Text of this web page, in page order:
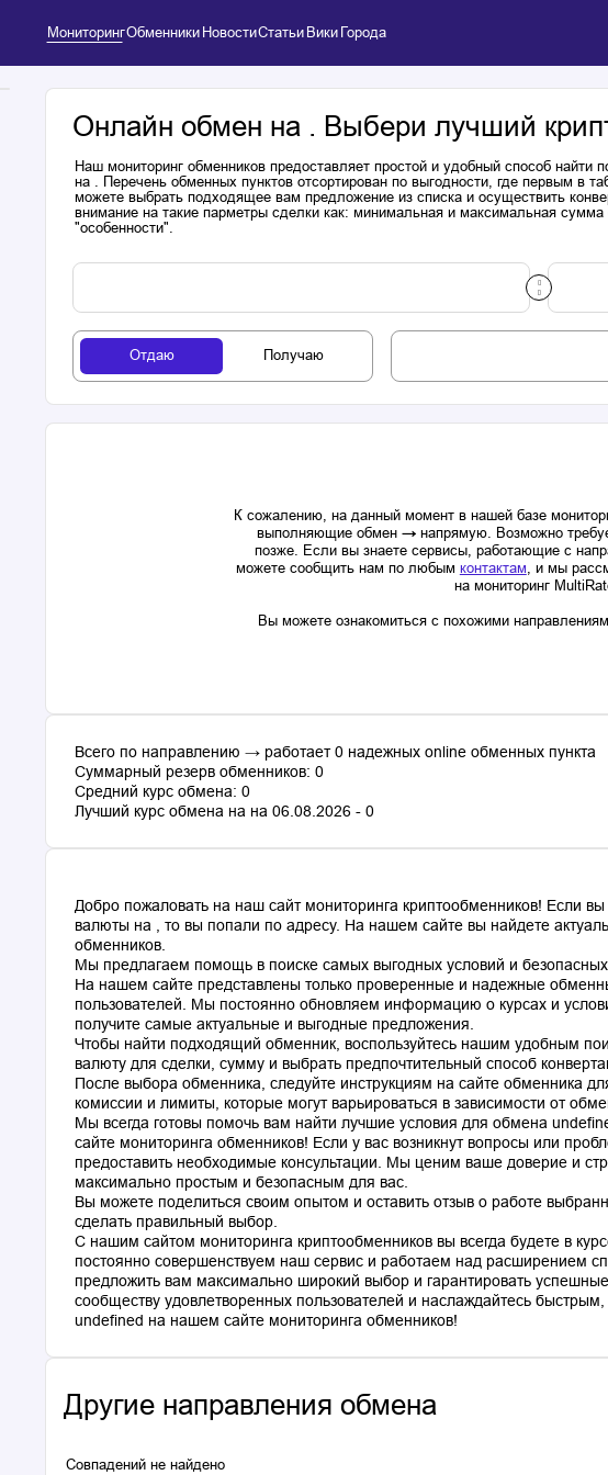
МониторингОбменники НовостиСтатьи Вики Города
Онлайн обмен на . Выбери лучший
Наш мониторинг обменников предоставляет простой и удобный способ
на . Перечень обменных пунктов отсортирован по выгодности, где первым в
можете выбрать подходящее вам предложение из списка и осуществить
внимание на такие парметры сделки как: минимальная и максимальная
"особенности".
Отдаю Получаю
К сожалению, на данный момент в нашей базе
выполняющие обмен → напрямую. Возможно
позже. Если вы знаете сервисы, работающие с
можете сообщить нам по любым контактам, и мы
на мониторинг
Вы можете ознакомиться с похожими
Всего по направлению → работает 0 надежных online обменных пункта
Суммарный резерв обменников: 0
Средний курс обмена: 0
Лучший курс обмена на на 06.08.2026 - 0
Добро пожаловать на наш сайт мониторинга криптообменников! Если
валюты на , то вы попали по адресу. На нашем сайте вы найдете
обменников.
Мы предлагаем помощь в поиске самых выгодных условий и
На нашем сайте представлены только проверенные и надежные
пользователей. Мы постоянно обновляем информацию о курсах и
получите самые актуальные и выгодные предложения.
Чтобы найти подходящий обменник, воспользуйтесь нашим удобным
валюту для сделки, сумму и выбрать предпочтительный способ
После выбора обменника, следуйте инструкциям на сайте обменника
комиссии и лимиты, которые могут варьироваться в зависимости от
Мы всегда готовы помочь вам найти лучшие условия для обмена
сайте мониторинга обменников! Если у вас возникнут вопросы или
предоставить необходимые консультации. Мы ценим ваше доверие и
максимально простым и безопасным для вас.
Вы можете поделиться своим опытом и оставить отзыв о работе
сделать правильный выбор.
С нашим сайтом мониторинга криптообменников вы всегда будете в
постоянно совершенствуем наш сервис и работаем над расширением
предложить вам максимально широкий выбор и гарантировать
сообществу удовлетворенных пользователей и наслаждайтесь
Другие направления обмена
Совпадений не найдено